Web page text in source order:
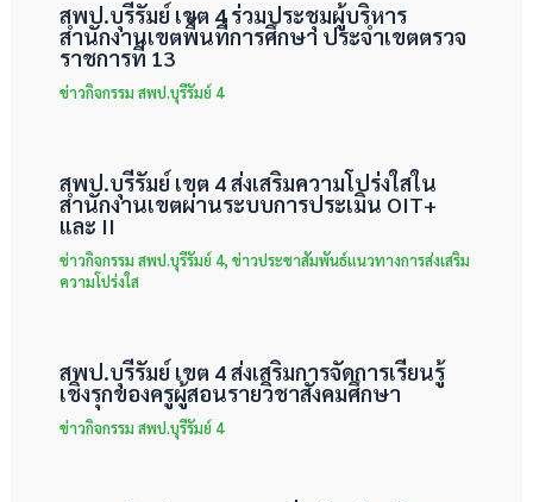
สพป.บุรีรัมย์ เขต 4 ร่วมประชุมผู้บริหาร
สำนักงานเขตพื้นที่การศึกษา ประจำเขตตรวจ
ราชการที่ 13
ข่าวกิจกรรม สพป.บุรีรัมย์ 4
สพป.บุรีรัมย์ เขต 4 ส่งเสริมความโปร่งใสใน
สำนักงานเขตผ่านระบบการประเมิน OIT+
และ II
ข่าวกิจกรรม สพป.บุรีรัมย์ 4, ข่าวประชาสัมพันธ์แนวทางการส่งเสริม
ความโปร่งใส
สพป.บุรีรัมย์ เขต 4 ส่งเสริมการจัดการเรียนรู้
เชิงรุกของครูผู้สอนรายวิชาสังคมศึกษา
ข่าวกิจกรรม สพป.บุรีรัมย์ 4